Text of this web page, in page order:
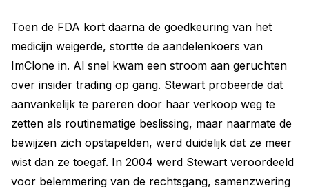
Toen de FDA kort daarna de goedkeuring van het
medicijn weigerde, stortte de aandelenkoers van
ImClone in. Al snel kwam een stroom aan geruchten
over insider trading op gang. Stewart probeerde dat
aanvankelijk te pareren door haar verkoop weg te
zetten als routinematige beslissing, maar naarmate de
bewijzen zich opstapelden, werd duidelijk dat ze meer
wist dan ze toegaf. In 2004 werd Stewart veroordeeld
voor belemmering van de rechtsgang, samenzwering